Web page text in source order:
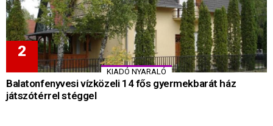
KIADÓ NYARALÓ
Balatonfenyvesi vízközeli 14 fős gyermekbarát ház
játszótérrel stéggel